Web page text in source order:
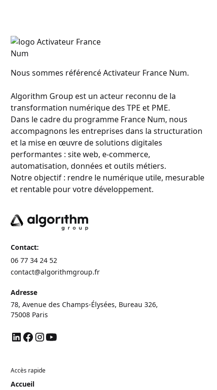
Nous sommes référencé Activateur France Num.
Algorithm Group est un acteur reconnu de la
transformation numérique des TPE et PME.
Dans le cadre du programme France Num, nous
accompagnons les entreprises dans la structuration
et la mise en œuvre de solutions digitales
performantes : site web, e-commerce,
automatisation, données et outils métiers.
Notre objectif : rendre le numérique utile, mesurable
et rentable pour votre développement.
Contact:
06 77 34 24 52
contact@algorithmgroup.fr
Adresse
78, Avenue des Champs-Élysées, Bureau 326,
75008 Paris
Accès rapide
Accueil